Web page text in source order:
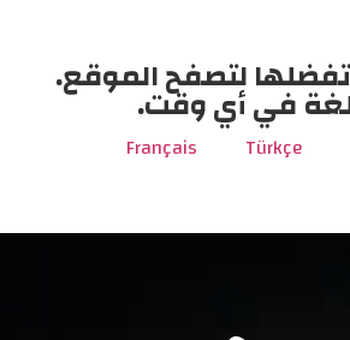
تفضلها لتصفح الموقع.
في أي وقت.
Türkçe
Français